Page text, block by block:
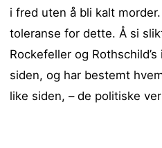
i fred uten å bli kalt
toleranse for dette. Å si
Rockefeller og
siden, og har bestemt
like siden, – de politiske